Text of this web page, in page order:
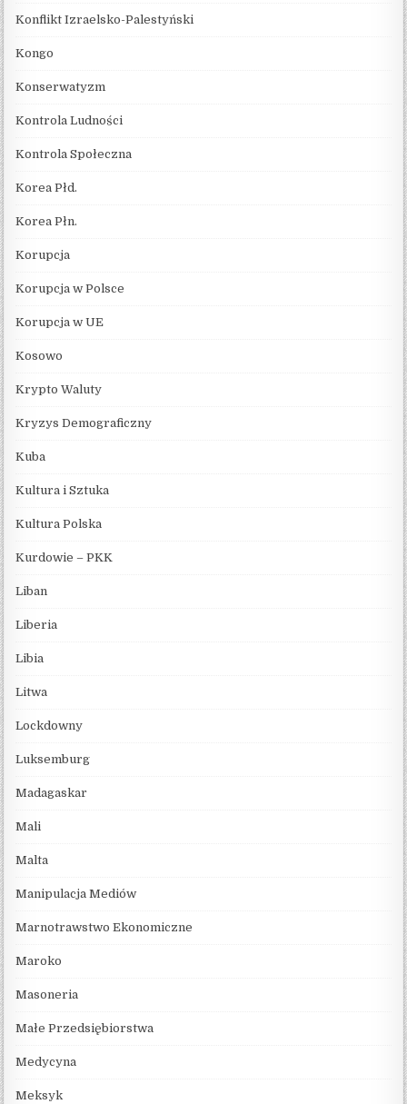
Konflikt Izraelsko-Palestyński
Kongo
Konserwatyzm
Kontrola Ludności
Kontrola Społeczna
Korea Płd.
Korea Płn.
Korupcja
Korupcja w Polsce
Korupcja w UE
Kosowo
Krypto Waluty
Kryzys Demograficzny
Kuba
Kultura i Sztuka
Kultura Polska
Kurdowie – PKK
Liban
Liberia
Libia
Litwa
Lockdowny
Luksemburg
Madagaskar
Mali
Malta
Manipulacja Mediów
Marnotrawstwo Ekonomiczne
Maroko
Masoneria
Małe Przedsiębiorstwa
Medycyna
Meksyk